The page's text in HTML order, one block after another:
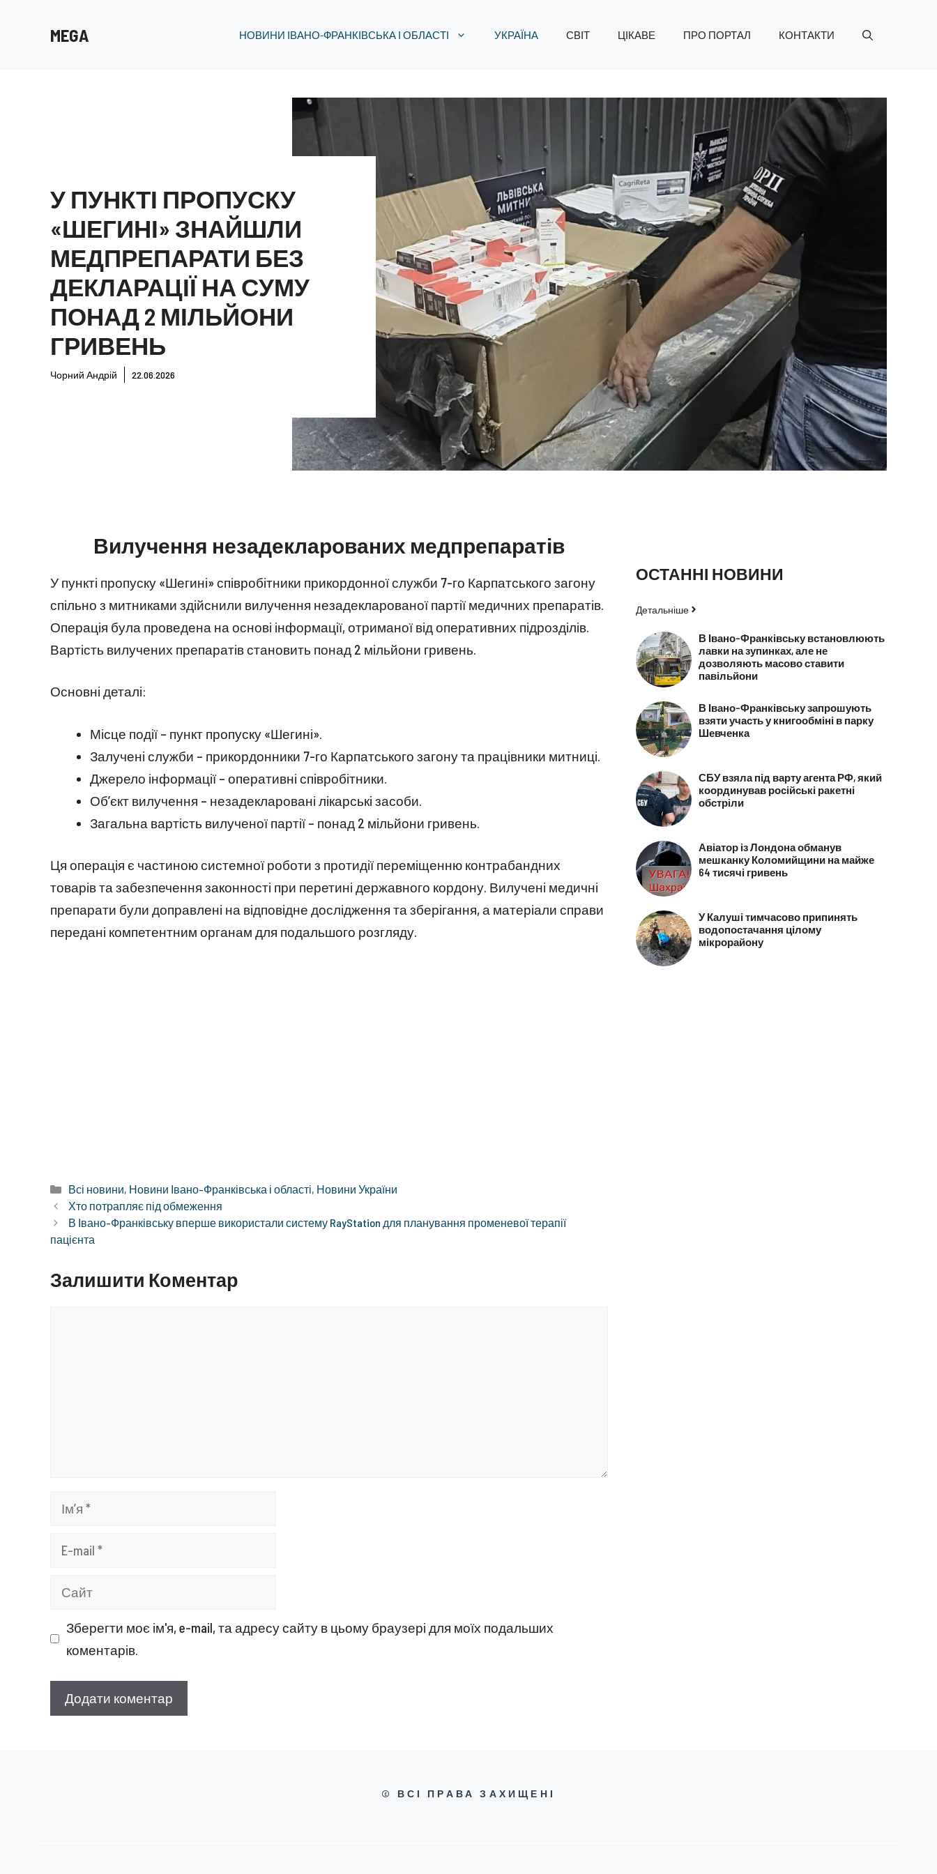
MEGA НОВИНИ ІВАНО-ФРАНКІВСЬКА І ОБЛАСТІ УКРАЇНА СВІТ ЦІКАВЕ ПРО ПОРТАЛ КОНТАКТИ
У ПУНКТІ ПРОПУСКУ
«ШЕГИНІ» ЗНАЙШЛИ
МЕДПРЕПАРАТИ БЕЗ
ДЕКЛАРАЦІЇ НА СУМУ
ПОНАД 2 МІЛЬЙОНИ
ГРИВЕНЬ
Чорний Андрій 22.06.2026
Вилучення незадекларованих медпрепаратів
У пункті пропуску «Шегині» співробітники прикордонної служби 7-го Карпатського загону
спільно з митниками здійснили вилучення незадекларованої партії медичних препаратів.
Операція була проведена на основі інформації, отриманої від оперативних підрозділів.
Вартість вилучених препаратів становить понад 2 мільйони гривень.
Основні деталі:
Місце події – пункт пропуску «Шегині».
Залучені служби – прикордонники 7-го Карпатського загону та працівники митниці.
Джерело інформації – оперативні співробітники.
Об’єкт вилучення – незадекларовані лікарські засоби.
Загальна вартість вилученої партії – понад 2 мільйони гривень.
Ця операція є частиною системної роботи з протидії переміщенню контрабандних
товарів та забезпечення законності при перетині державного кордону. Вилучені медичні
препарати були доправлені на відповідне дослідження та зберігання, а матеріали справи
передані компетентним органам для подальшого розгляду.
Категорії
Всі новини, Новини Івано-Франківська і області, Новини України
Хто потрапляє під обмеження
В Івано-Франківську вперше використали систему RayStation для планування променевої терапії
пацієнта
Залишити Коментар
Ім’я
Сайт
Зберегти моє ім'я, e-mail, та адресу сайту в цьому браузері для моїх подальших
коментарів.
ОСТАННІ НОВИНИ
Детальніше
В Івано-Франківську встановлюють
лавки на зупинках, але не
дозволяють масово ставити
павільйони
В Івано-Франківську запрошують
взяти участь у книгообміні в парку
Шевченка
СБУ взяла під варту агента РФ, який
координував російські ракетні
обстріли
Авіатор із Лондона обманув
мешканку Коломийщини на майже
64 тисячі гривень
У Калуші тимчасово припинять
водопостачання цілому
мікрорайону
© ВСІ ПРАВА ЗАХИЩЕНІ